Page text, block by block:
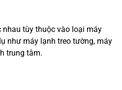
nhau tùy thuộc vào loại máy
như máy lạnh treo tường, máy
trung tâm.